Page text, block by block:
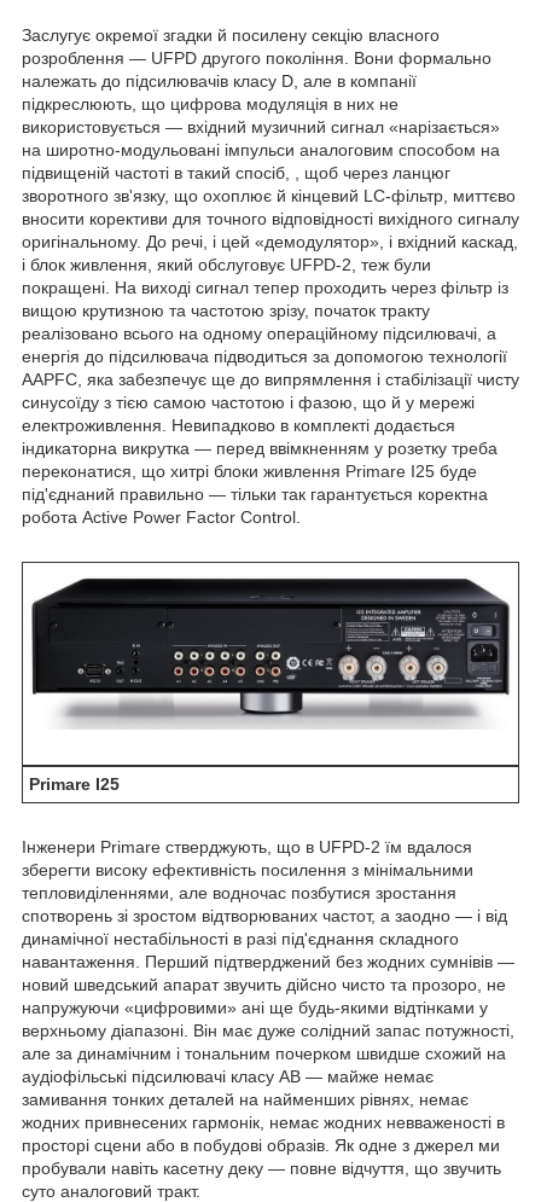
Заслугує окремої згадки й посилену секцію власного
розроблення — UFPD другого покоління. Вони формально
належать до підсилювачів класу D, але в компанії
підкреслюють, що цифрова модуляція в них не
використовується — вхідний музичний сигнал «нарізається»
на широтно-модульовані імпульси аналоговим способом на
підвищеній частоті в такий спосіб, , щоб через ланцюг
зворотного зв'язку, що охоплює й кінцевий LC-фільтр, миттєво
вносити корективи для точного відповідності вихідного сигналу
оригінальному. До речі, і цей «демодулятор», і вхідний каскад,
і блок живлення, який обслуговує UFPD-2, теж були
покращені. На виході сигнал тепер проходить через фільтр із
вищою крутизною та частотою зрізу, початок тракту
реалізовано всього на одному операційному підсилювачі, а
енергія до підсилювача підводиться за допомогою технології
AAPFC, яка забезпечує ще до випрямлення і стабілізації чисту
синусоїду з тією самою частотою і фазою, що й у мережі
електроживлення. Невипадково в комплекті додається
індикаторна викрутка — перед ввімкненням у розетку треба
переконатися, що хитрі блоки живлення Primare I25 буде
під'єднаний правильно — тільки так гарантується коректна
робота Active Power Factor Control.
Primare I25
Інженери Primare стверджують, що в UFPD-2 їм вдалося
зберегти високу ефективність посилення з мінімальними
тепловиділеннями, але водночас позбутися зростання
спотворень зі зростом відтворюваних частот, а заодно — і від
динамічної нестабільності в разі під'єднання складного
навантаження. Перший підтверджений без жодних сумнівів —
новий шведський апарат звучить дійсно чисто та прозоро, не
напружуючи «цифровими» ані ще будь-якими відтінками у
верхньому діапазоні. Він має дуже солідний запас потужності,
але за динамічним і тональним почерком швидше схожий на
аудіофільські підсилювачі класу AB — майже немає
замивання тонких деталей на найменших рівнях, немає
жодних привнесених гармонік, немає жодних невваженості в
просторі сцени або в побудові образів. Як одне з джерел ми
пробували навіть касетну деку — повне відчуття, що звучить
суто аналоговий тракт.